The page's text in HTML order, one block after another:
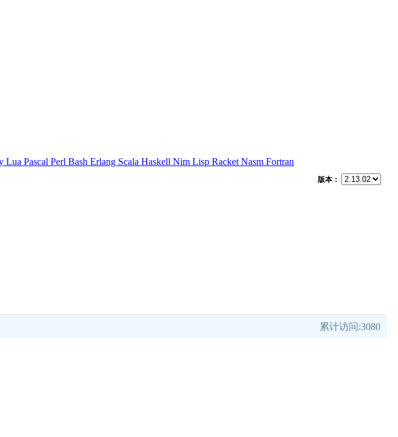
Lua Pascal Perl Bash Erlang Scala Haskell Nim Lisp Racket Nasm Fortran
版本：
累计访问:3080